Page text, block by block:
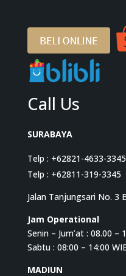
Call Us
SURABAYA
Telp : +62821-4633-3345
Telp : +62811-319-3345
Jalan Tanjungsari No. 3
Jam Operational
Senin – Jum’at : 08.00 –
Sabtu : 08:00 – 14:00
MADIUN